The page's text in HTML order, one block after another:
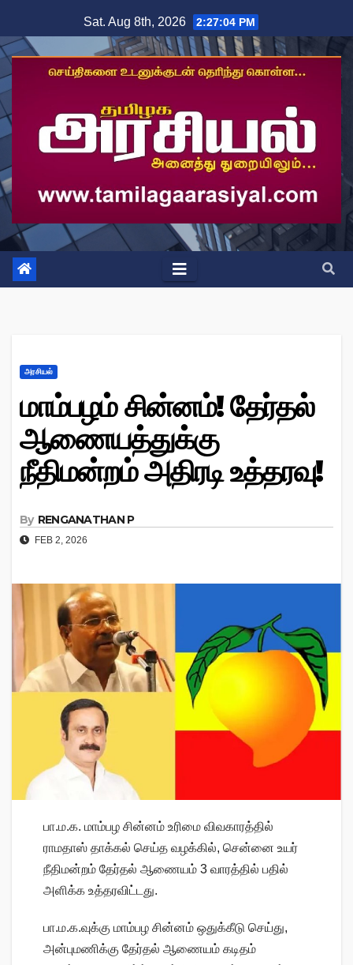
to
content
Sat. Aug 8th, 2026 2:27:05 PM
அரசியல்
மாம்பழம் சின்னம்! தேர்தல்
ஆணையத்துக்கு
நீதிமன்றம் அதிரடி உத்தரவு!
By RENGANATHAN P
FEB 2, 2026
பா.ம.க. மாம்பழ சின்னம் உரிமை விவகாரத்தில்
ராமதாஸ் தாக்கல் செய்த வழக்கில், சென்னை உயர்
நீதிமன்றம் தேர்தல் ஆணையம் 3 வாரத்தில் பதில்
அளிக்க உத்தரவிட்டது.
பா.ம.க.வுக்கு மாம்பழ சின்னம் ஒதுக்கீடு செய்து,
அன்புமணிக்கு தேர்தல் ஆணையம் கடிதம்